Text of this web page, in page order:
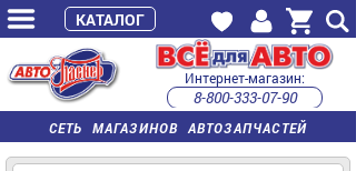
СЕТЬ МАГАЗИНОВ АВТОЗАПЧАСТЕЙ
Интернет-магазин:
8-800-333-07-90
часы работы с 9:00 до 22:00 (пн-пт)
КАТАЛОГ